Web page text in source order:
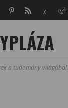
a tudomány világából.